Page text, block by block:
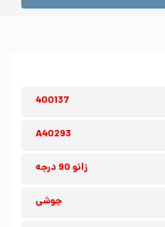
400137
A40293
زانو 90 درجه
جوشی